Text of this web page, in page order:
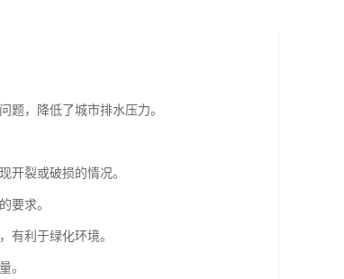
题，降低了城市排水压力。
开裂或破损的情况。
要求。
有利于绿化环境。
。